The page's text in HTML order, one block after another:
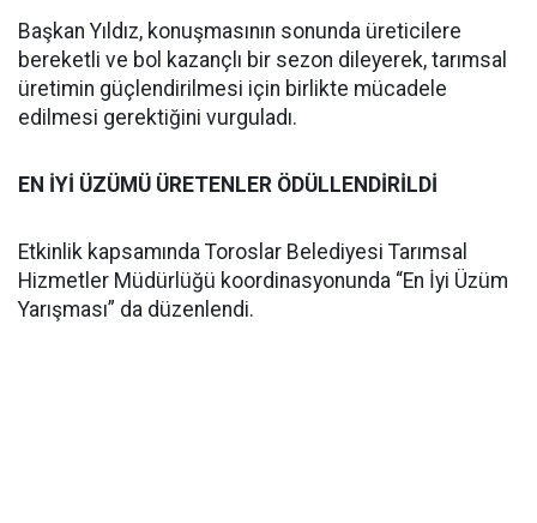
Başkan Yıldız, konuşmasının sonunda üreticilere
bereketli ve bol kazançlı bir sezon dileyerek, tarımsal
üretimin güçlendirilmesi için birlikte mücadele
edilmesi gerektiğini vurguladı.
EN İYİ ÜZÜMÜ ÜRETENLER ÖDÜLLENDİRİLDİ
Etkinlik kapsamında Toroslar Belediyesi Tarımsal
Hizmetler Müdürlüğü koordinasyonunda “En İyi Üzüm
Yarışması” da düzenlendi.